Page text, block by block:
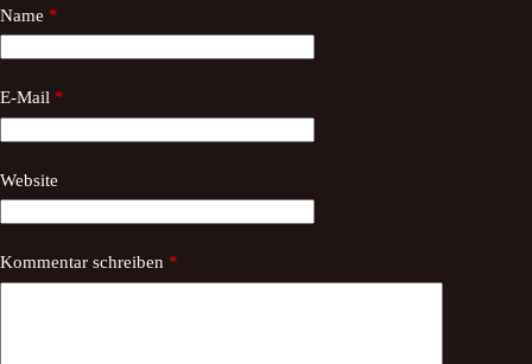
Name *
E-Mail *
Website
Kommentar schreiben *